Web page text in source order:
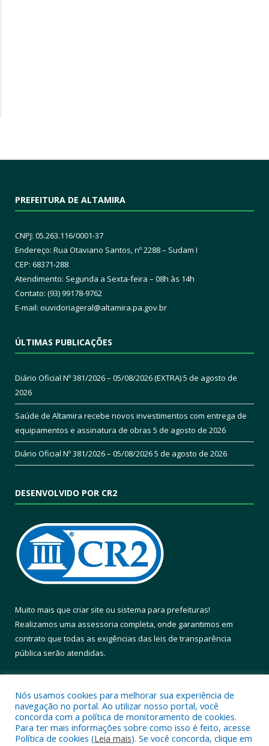
PREFEITURA DE ALTAMIRA
CNPJ: 05.263.116/0001-37
Endereço: Rua Otaviano Santos, nº 2288 – Sudam I
CEP: 68371-288
Atendimento: Segunda a Sexta-feira – 08h às 14h
Contato: (93) 99178-9762
E-mail: ouvidoriageral@altamira.pa.gov.br
ÚLTIMAS PUBLICAÇÕES
Diário Oficial Nº 381/2026 – 05/08/2026 (EXTRA)5 de agosto de
2026
Saúde de Altamira recebe novos investimentos com entrega de
equipamentos e assinatura de obras 5 de agosto de 2026
Diário Oficial Nº 381/2026 – 05/08/20265 de agosto de 2026
DESENVOLVIDO POR CR2
Muito mais que criar site ou sistema para prefeituras!
Realizamos uma assessoria completa, onde garantimos em
contrato que todas as exigências das leis de transparência
pública serão atendidas.
Todos os direitos reservados a Prefeitura Municipal de Altamira.
Nós usamos cookies para melhorar sua experiência de
navegação no portal. Ao utilizar nosso portal, você
concorda com a política de monitoramento de cookies.
Para ter mais informações sobre como isso é feito, acesse
Política de cookies (Leia mais). Se você concorda, clique em